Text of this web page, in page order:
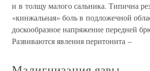
и в толщу малого сальника. Типична
«кинжальная» боль в подложечной
доскообразное напряжение передней
Развиваются явления перитонита –